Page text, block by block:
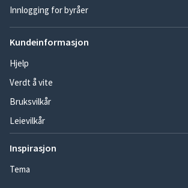
Innlogging for byråer
Kundeinformasjon
Hjelp
Verdt å vite
Bruksvilkår
Leievilkår
Inspirasjon
Tema